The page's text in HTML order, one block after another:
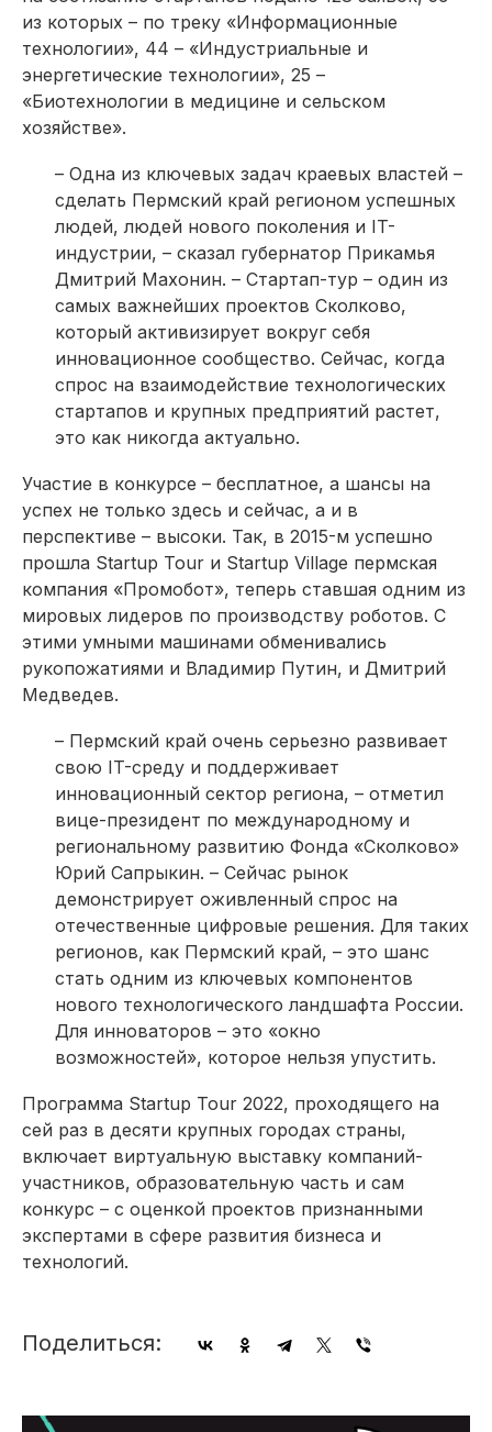
из которых – по треку «Информационные
технологии», 44 – «Индустриальные и
энергетические технологии», 25 –
«Биотехнологии в медицине и сельском
хозяйстве».
– Одна из ключевых задач краевых властей –
сделать Пермский край регионом успешных
людей, людей нового поколения и IT-
индустрии, – сказал губернатор Прикамья
Дмитрий Махонин. – Стартап-тур – один из
самых важнейших проектов Сколково,
который активизирует вокруг себя
инновационное сообщество. Сейчас, когда
спрос на взаимодействие технологических
стартапов и крупных предприятий растет,
это как никогда актуально.
Участие в конкурсе – бесплатное, а шансы на
успех не только здесь и сейчас, а и в
перспективе – высоки. Так, в 2015-м успешно
прошла Startup Tour и Startup Village пермская
компания «Промобот», теперь ставшая одним из
мировых лидеров по производству роботов. С
этими умными машинами обменивались
рукопожатиями и Владимир Путин, и Дмитрий
Медведев.
– Пермский край очень серьезно развивает
свою IT-среду и поддерживает
инновационный сектор региона, – отметил
вице-президент по международному и
региональному развитию Фонда «Сколково»
Юрий Сапрыкин. – Сейчас рынок
демонстрирует оживленный спрос на
отечественные цифровые решения. Для таких
регионов, как Пермский край, – это шанс
стать одним из ключевых компонентов
нового технологического ландшафта России.
Для инноваторов – это «окно
возможностей», которое нельзя упустить.
Программа Startup Tour 2022, проходящего на
сей раз в десяти крупных городах страны,
включает виртуальную выставку компаний-
участников, образовательную часть и сам
конкурс – с оценкой проектов признанными
экспертами в сфере развития бизнеса и
технологий.
Поделиться: